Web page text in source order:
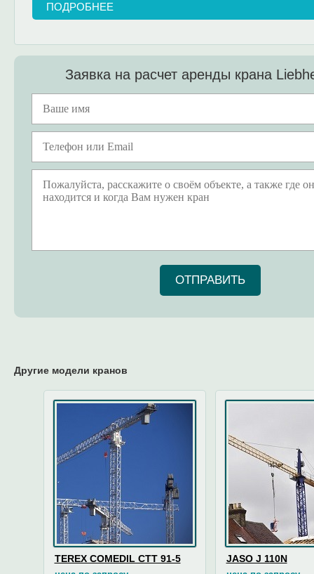
ПОДРОБНЕЕ
Заявка на расчет аренды крана
ОТПРАВИТЬ
Другие модели кранов
TEREX COMEDIL CTT 91-5 JASO J 110N